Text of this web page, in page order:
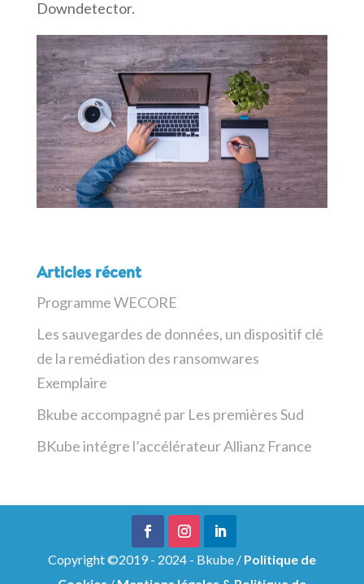
Downdetector.
Articles récent
Programme WECORE
Les sauvegardes de données, un dispositif clé
de la remédiation des ransomwares
Exemplaire
Bkube accompagné par Les premières Sud
BKube intégre l’accélérateur Allianz France
Copyright ©2019 - 2024 - Bkube / Politique de